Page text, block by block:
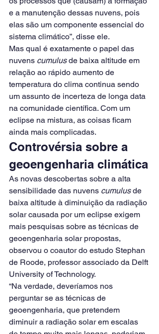
e a manutenção dessas nuvens, pois
elas são um componente essencial do
sistema climático”, disse ele.
Mas qual é exatamente o papel das
nuvens cumulus de baixa altitude em
relação ao rápido aumento de
temperatura do clima continua sendo
um assunto de incerteza de longa data
na comunidade científica. Com um
eclipse na mistura, as coisas ficam
ainda mais complicadas.
Controvérsia sobre a
geoengenharia climática
As novas descobertas sobre a alta
sensibilidade das nuvens cumulus de
baixa altitude à diminuição da radiação
solar causada por um eclipse exigem
mais pesquisas sobre as técnicas de
geoengenharia solar propostas,
observou o coautor do estudo Stephan
de Roode, professor associado da Delft
University of Technology.
“Na verdade, deveríamos nos
perguntar se as técnicas de
geoengenharia, que pretendem
diminuir a radiação solar em escalas